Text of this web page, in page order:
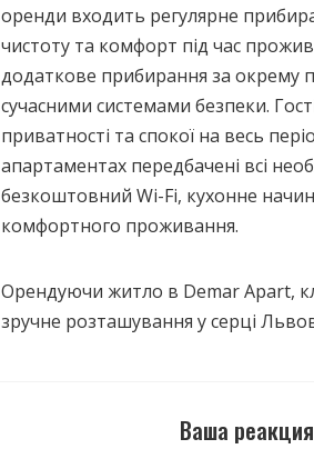
оренди входить регулярне
чистоту та комфорт під час
додаткове прибирання за окрему
сучасними системами безпеки.
приватності та спокої на весь
апартаментах передбачені всі
безкоштовний Wi-Fi, кухонне
комфортного проживання.
Орендуючи житло в Demar Apart,
зручне розташування у серці
Ваша